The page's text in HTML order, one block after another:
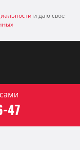
и даю свое
47